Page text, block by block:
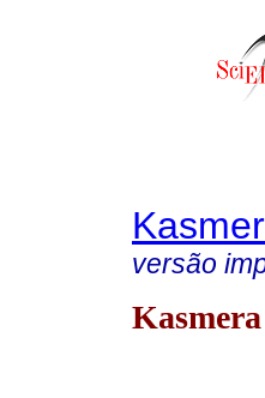
versão